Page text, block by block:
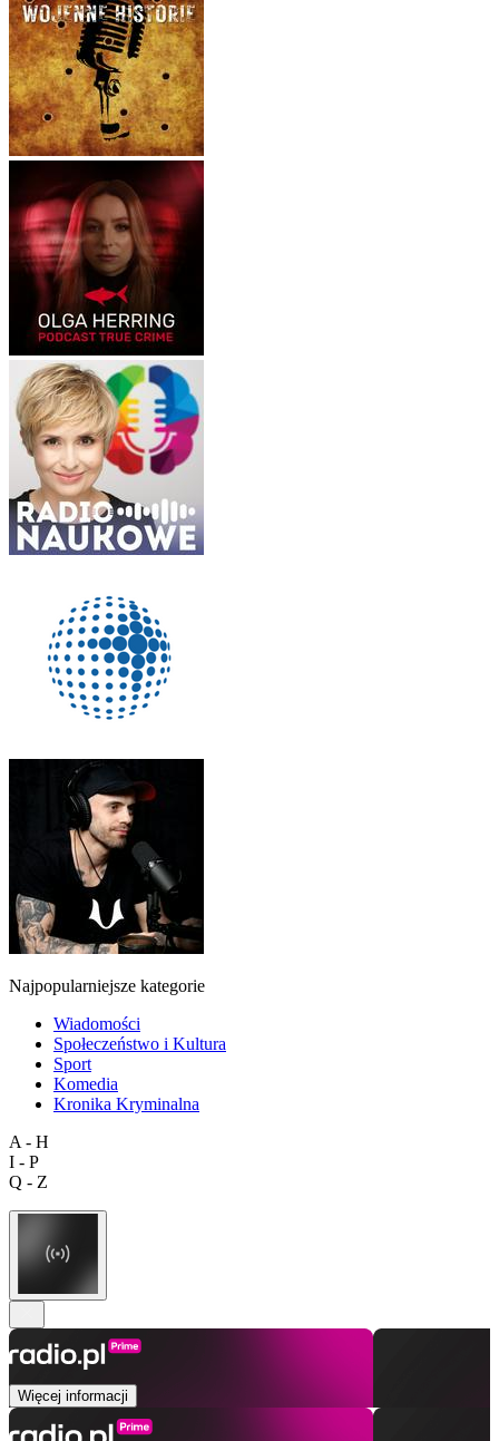
Najpopularniejsze kategorie
Wiadomości
Społeczeństwo i Kultura
Sport
Komedia
Kronika Kryminalna
A - H
I - P
Q - Z
Więcej informacji